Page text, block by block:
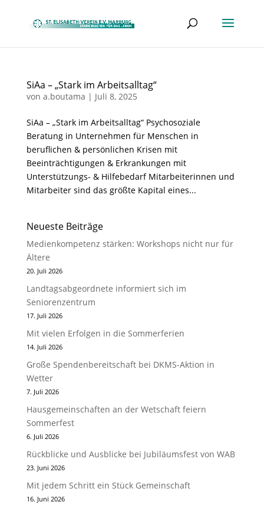
SiAa – „Stark im Arbeitsalltag“
von a.boutama | Juli 8, 2025
SiAa – „Stark im Arbeitsalltag“ Psychosoziale
Beratung in Unternehmen für Menschen in
beruflichen & persönlichen Krisen mit
Beeinträchtigungen & Erkrankungen mit
Unterstützungs- & Hilfebedarf Mitarbeiterinnen und
Mitarbeiter sind das größte Kapital eines...
Neueste Beiträge
Medienkompetenz stärken: Workshops nicht nur für
Ältere
20. Juli 2026
Landtagsabgeordnete informiert sich im
Seniorenzentrum
17. Juli 2026
Mit vielen Erfolgen in die Sommerferien
14. Juli 2026
Große Spendenbereitschaft bei DKMS-Aktion in
Wetter
7. Juli 2026
Hausgemeinschaften an der Wetschaft feiern
Sommerfest
6. Juli 2026
Rückblicke und Ausblicke bei Jubiläumsfest von WAB
23. Juni 2026
Mit jedem Schritt ein Stück Gemeinschaft
16. Juni 2026